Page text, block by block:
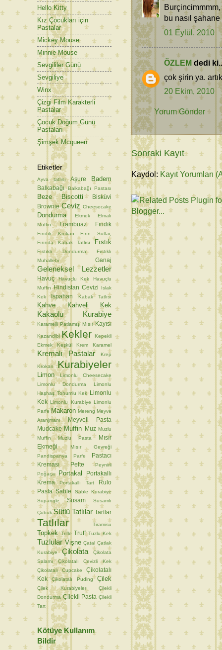
Burçincimmmm,
bu nasıl
01 Eylül, 2010
ÖZLEM dedi
çok şirin ya.
20 Ekim, 2010
Yorum Gönder
Sonraki Kayıt
Kaydol: Kayıt Yorumları
Hello Kitty
Kız Çocukları için
Pastalar
Mickey Mouse
Minnie Mouse
Sevgililer Günü
Sevgiliye
Winx
Çizgi Film Karakterli
Pastalar
Çocuk Doğum Günü
Pastaları
Şimşek Mcqueen
Etiketler
Ayva tatlısı Aşure Badem
Balkabağı Balkabağı Pastası
Beze Biscotti
Bisküvi
Brownie Ceviz Cheesecake
Dondurma Ekmek
Elmalı
Muffin
Frambuaz Fındık
Fındık Krokan
Fırın Sütlaç
Fırında Kabak Tatlısı
Fıstık
Fıstıklı Dondurma
Fıstıklı
Muhallebi
Ganaj
Geleneksel Lezzetler
Havuç Havuçlu Kek
Havuçlu
Muffin Hindistan Cevizi
Islak
Kek
Ispahan Kabak Tatlısı
Kahve Kahveli Kek
Kakaolu Kurabiye
Karamelli Patlamış Mısır Kayısı
Kazandibi Kekler Kepekli
Ekmek
Keşkül Krem Karamel
Kremalı Pastalar Krep
Krokan Kurabiyeler
Limon
Limonlu Cheesecake
Limonlu Dondurma
Limonlu
Haşhaş Tohumlu Kek
Limonlu
Kek Limonlu Kurabiye Limonlu
Parfe Makaron Mereng Meyve
Aranjmanı
Meyveli Pasta
Mudcake Muffin Muz Muzlu
Muffin
Muzlu Pasta
Mısır
Ekmeği
Mısır Gevreği
Pandispanya
Parfe
Pastacı
Kreması
Pelte
Peynirli
Poğaça
Portakal
Portakallı
Krema
Portakallı Tart
Rulo
Pasta Sable
Sable Kurabiye
Supangle
Susam Susamlı
Çubuk Sütlü Tatlılar Tartlar
Tatlılar Tiramisu
Topkek Trifle Truff Tuzlu Kek
Tuzlular Vişne Çatal Çatlak
Kurabiye
Çikolata
Çikolata
Salamı
Çikolatalı Cevizli Kek
Çikolatalı Cupcake
Çikolatalı
Kek
Çikolatalı Puding Çilek
Çilek Kurabiyeler
Çilekli
Dondurma Çilekli Pasta Çilekli
Tart
Kötüye Kullanım
Bildir